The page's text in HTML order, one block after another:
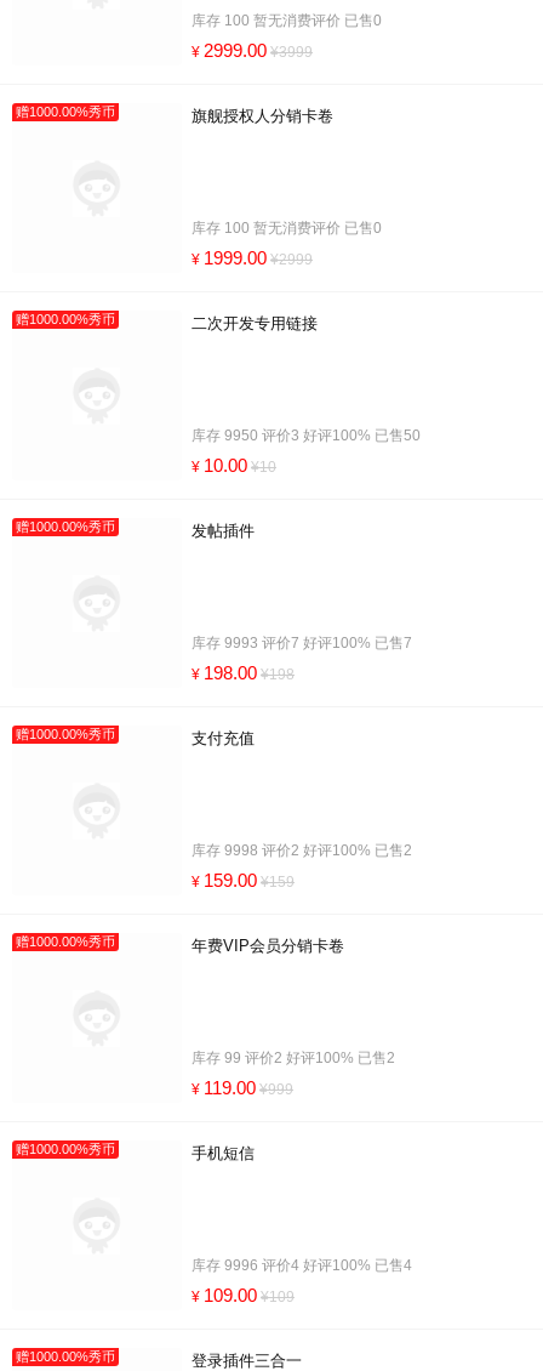
库存 100 暂无消费评价 已售0
¥ 2999.00 ¥3999
赠1000.00%秀币 旗舰授权人分销卡卷
库存 100 暂无消费评价 已售0
¥ 1999.00 ¥2999
赠1000.00%秀币 二次开发专用链接
库存 9950 评价3 好评100% 已售50
¥ 10.00 ¥10
赠1000.00%秀币 发帖插件
库存 9993 评价7 好评100% 已售7
¥ 198.00 ¥198
赠1000.00%秀币 支付充值
库存 9998 评价2 好评100% 已售2
¥ 159.00 ¥159
赠1000.00%秀币 年费VIP会员分销卡卷
库存 99 评价2 好评100% 已售2
¥ 119.00 ¥999
赠1000.00%秀币 手机短信
库存 9996 评价4 好评100% 已售4
¥ 109.00 ¥109
赠1000.00%秀币 登录插件三合一